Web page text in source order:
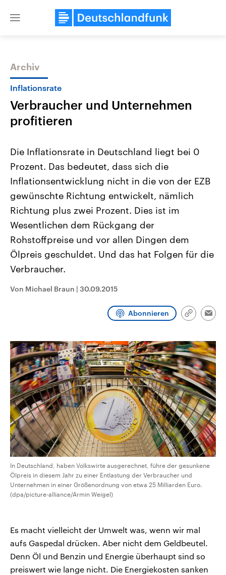
Close
Themen
Landtagswahl Sachsen-Anhalt
2026
Alle Informationen
Sachsen-Anhalt wählt am 6.
September 2026 einen neuen
Landtag. Seit 2021 wird das
Bundesland von einer Koalition aus
Umfragen, Prognosen,
Wahlprogramme, aktuelle Berichte
und Hintergründe zu den Parteien
und Kandidaten der anstehenden
Wahl.
USA
Aktuelle Beiträge,
Hintergründe
Wirtschaftlich und
gehören die Vereinigten
den mächtigsten Ländern
mit großem Einfluss auf
aktuelle Weltgeschehen.
Sendungen Programm Podcasts
Archiv
Inflationsrate
Verbraucher und Unternehmen
profitieren
Die Inflationsrate in Deutschland liegt bei 0
Prozent. Das bedeutet, dass sich die
Inflationsentwicklung nicht in die von der EZB
gewünschte Richtung entwickelt, nämlich
Richtung plus zwei Prozent. Dies ist im
Wesentlichen dem Rückgang der
Rohstoffpreise und vor allen Dingen dem
Ölpreis geschuldet. Und das hat Folgen für die
Verbraucher.
Von Michael Braun | 30.09.2015
Abonnieren
Link
In Deutschland, haben Volkswirte ausgerechnet, führe der gesunkene
Ölpreis in diesem Jahr zu einer Entlastung der Verbraucher und
Unternehmen in einer Größenordnung von etwa 25 Milliarden Euro.
(dpa/picture-alliance/Armin Weigel)
Es macht vielleicht der Umwelt was, wenn wir mal
aufs Gaspedal drücken. Aber nicht dem Geldbeutel.
Denn Öl und Benzin und Energie überhaupt sind so
preiswert wie lange nicht. Die Energiekosten sanken